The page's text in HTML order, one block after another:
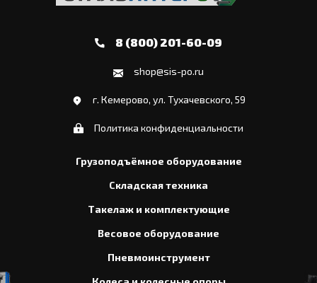
8 (800) 201-60-09
shop@sis-po.ru
г. Кемерово, ул. Тухачевского, 59
Политика конфиденциальности
Грузоподъёмное оборудование
Складская техника
Такелаж и комплектующие
Весовое оборудование
Пневмоинструмент